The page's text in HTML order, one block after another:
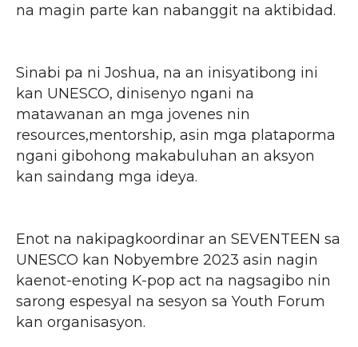
na magin parte kan nabanggit na aktibidad.
Sinabi pa ni Joshua, na an inisyatibong ini
kan UNESCO, dinisenyo ngani na
matawanan an mga jovenes nin
resources,mentorship, asin mga plataporma
ngani gibohong makabuluhan an aksyon
kan saindang mga ideya.
Enot na nakipagkoordinar an SEVENTEEN sa
UNESCO kan Nobyembre 2023 asin nagin
kaenot-enoting K-pop act na nagsagibo nin
sarong espesyal na sesyon sa Youth Forum
kan organisasyon.